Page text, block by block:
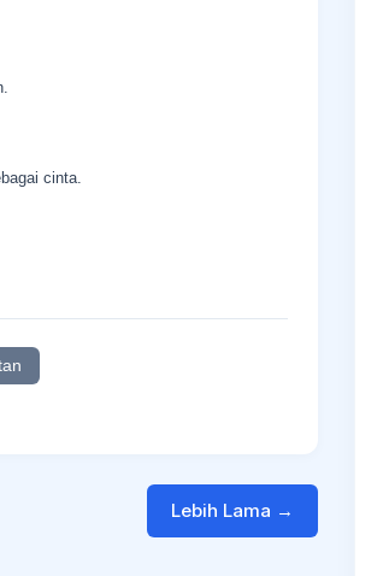
cinta.
Lebih Lama →